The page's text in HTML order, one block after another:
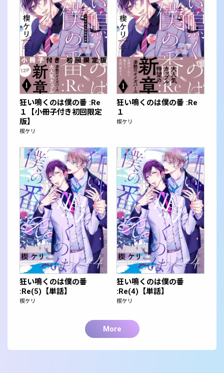
狂い鳴くのは僕の番 :Re
１【小冊子付き初回限定
版】
楔ケリ
狂い鳴くのは僕の番 :Re
１
楔ケリ
狂い鳴くのは僕の番
:Re(5)【単話】
楔ケリ
狂い鳴くのは僕の番
:Re(4)【単話】
楔ケリ
More